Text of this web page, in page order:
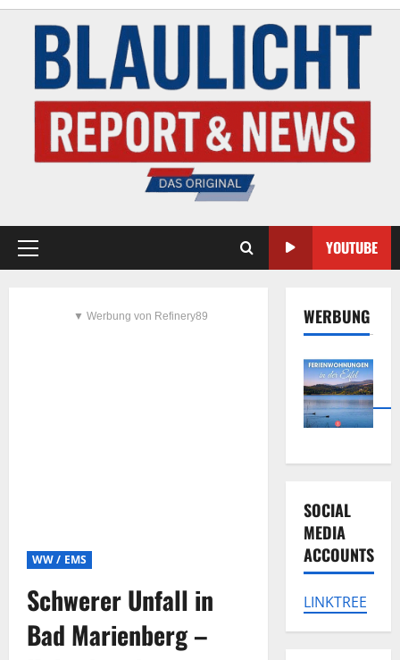
YOUTUBE
▼ Werbung von Refinery89
WW / EMS
Schwerer Unfall in
Bad Marienberg –
WERBUNG
SOCIAL
MEDIA
ACCOUNTS
LINKTREE